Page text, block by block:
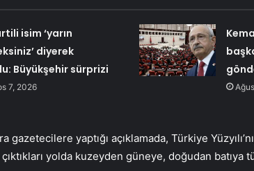
isim ‘yarın
diyerek
Büyükşehir sürprizi
7, 2026
gazetecilere yaptığı açıklamada, Türkiye
yolda kuzeyden güneye, doğudan